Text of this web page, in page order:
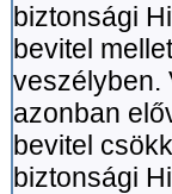
biztonsági
bevitel
veszélyben.
azonban
bevitel
biztonsági